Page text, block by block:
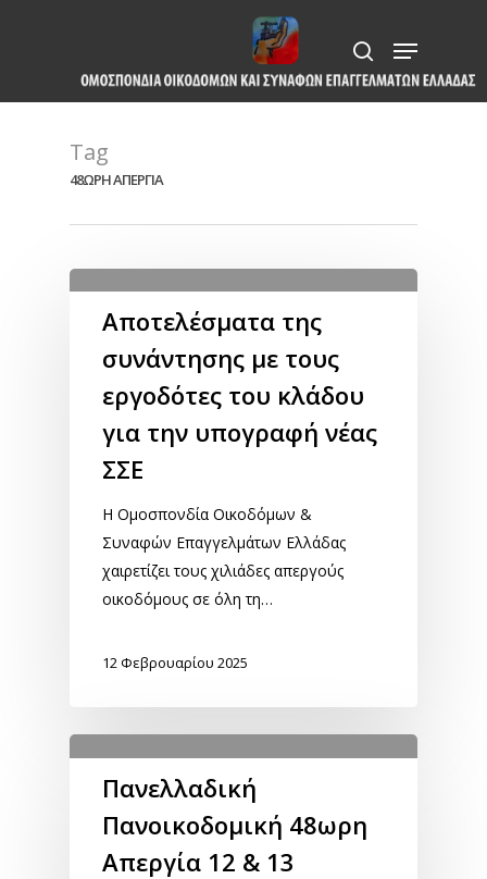
content
search
Menu
Tag
48ΩΡΗ ΑΠΕΡΓΙΑ
Αποτελέσματα της
συνάντησης με τους
εργοδότες του κλάδου
για την υπογραφή νέας
ΣΣΕ
Η Ομοσπονδία Οικοδόμων &
Συναφών Επαγγελμάτων Ελλάδας
χαιρετίζει τους χιλιάδες απεργούς
οικοδόμους σε όλη τη…
12 Φεβρουαρίου 2025
Πανελλαδική
Πανοικοδομική 48ωρη
Απεργία 12 & 13